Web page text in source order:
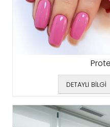
DETAYLI BİLGİ